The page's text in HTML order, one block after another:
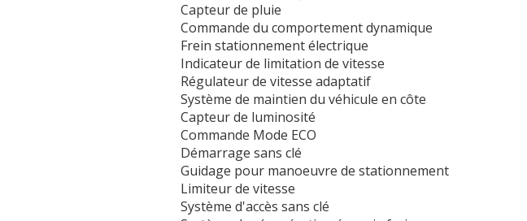
Capteur de pluie
Commande du comportement dynamique
Frein stationnement électrique
Indicateur de limitation de vitesse
Régulateur de vitesse adaptatif
Système de maintien du véhicule en côte
Capteur de luminosité
Commande Mode ECO
Démarrage sans clé
Guidage pour manoeuvre de stationnement
Limiteur de vitesse
Système d'accès sans clé